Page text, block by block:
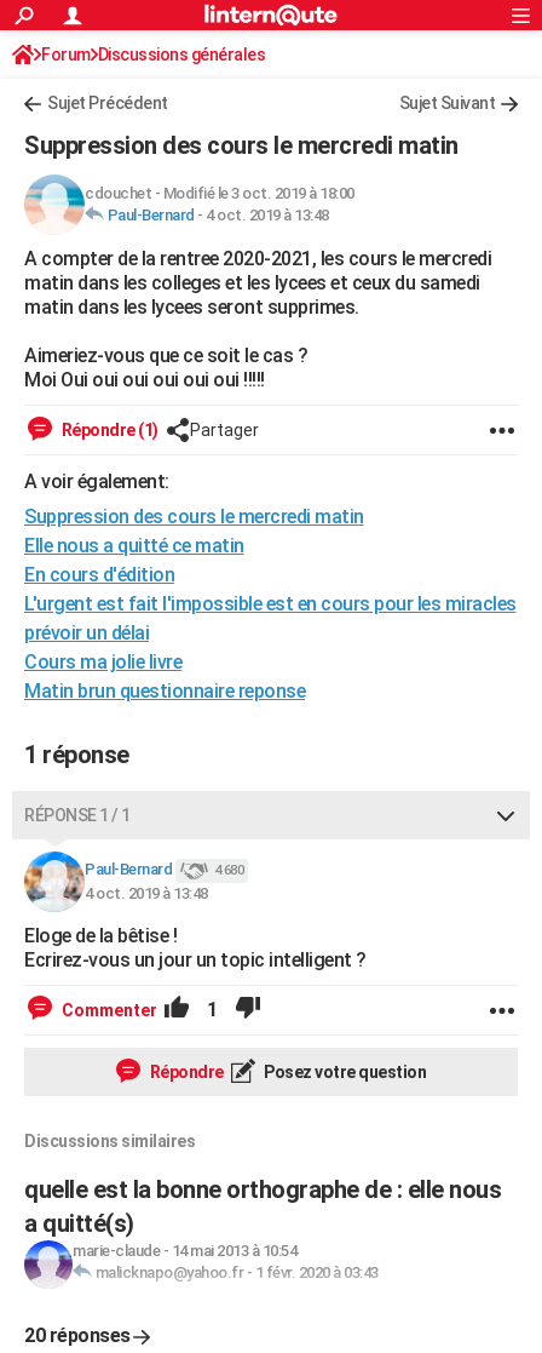
ACTUALITÉS
Politique
Société
Faits Divers
Education
Monde
Villes
+
FINANCE
Retraite
Impôts
Epargne
Immobilier
Risques naturels par ville
Banque
Assurance
Crédit
AUTO
Essais
Réserver un essai
Citadines
Berlines
SUV
Forum auto
+HIGH-TECH
Mobiles
Meilleur smartphone
Internet
Ordinateurs
Jeux vidéo
Guide high-tech
+
Forum
Aménagement intérieur
Extérieur
Cuisine
Salle de bains
Jardinage
Rangement
WEEK-END
Guides de France
Escapades
Patrimoine
Expositions
Musées
Week-end nature
LIFESTYLE
SANTE
Alimentation
Guide de la santé
Maladies
Médicaments
Sommeil
VOYAGE
Destinations
City break
Voyage nature
Voyage de noces
Forum
Climat
+PHOTO
GUIDES D'ACHAT
BONS PLANS
Carte de Noël
Carte Bonne année
Carte Saint-Valentin
Carte Pâques
Carte d'anniversaire
DICTIONNAIRE
Dictionnaire
Biographies
Citations
Expressions
Proverbes
PROGRAMME TV
COPAINS D'AVANT
S'inscrire
Se connecter
Lycées
Collèges
Primaires
Universités
Entreprises
Service militaire
Avis de recherche
AVIS DE DÉCÈS
FORUM
Bricolage
Lifestyle
Culture
Sport
Auto
Television
Voyage
Cinema
S'inscrire
Connexion
Forum Discussions générales
Sujet Précédent Sujet Suivant
Suppression des cours le mercredi matin
cdouchet - Modifié le 3 oct. 2019 à 18:00
Paul-Bernard - 4 oct. 2019 à 13:48
A compter de la rentree 2020-2021, les cours le mercredi
matin dans les colleges et les lycees et ceux du samedi
matin dans les lycees seront supprimes.
Aimeriez-vous que ce soit le cas ?
Moi Oui oui oui oui oui oui !!!!!
Répondre (1) Partager
A voir également:
Suppression des cours le mercredi matin
Elle nous a quitté ce matin
En cours d'édition
L'urgent est fait l'impossible est en cours pour les miracles
prévoir un délai
Cours ma jolie livre
Matin brun questionnaire reponse
1 réponse
RÉPONSE 1 / 1
Paul-Bernard 4 680
4 oct. 2019 à 13:48
Eloge de la bêtise !
Ecrirez-vous un jour un topic intelligent ?
Commenter 1
Répondre Posez votre question
Discussions similaires
quelle est la bonne orthographe de : elle nous
a quitté(s)
marie-claude- 14 mai 2013 à 10:54
malicknapo@yahoo.fr- 1 févr. 2020 à 03:43
20 réponses